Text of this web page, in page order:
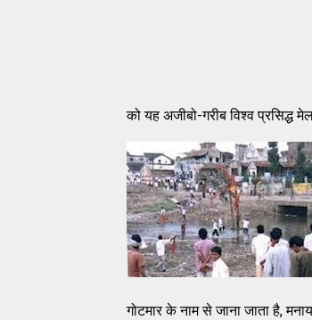
को यह अजीबो-गरीब विश्व प्रसिद्ध
गोटमार के नाम से जाना जाता है,